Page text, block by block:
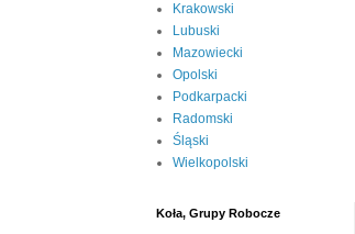
Krakowski
Lubuski
Mazowiecki
Opolski
Podkarpacki
Radomski
Śląski
Wielkopolski
Koła, Grupy Robocze